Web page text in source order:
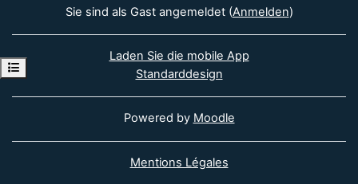
Kursindex öffnen
Sie sind als Gast angemeldet (Anmelden)
Laden Sie die mobile App
Standarddesign
Powered by Moodle
Mentions Légales